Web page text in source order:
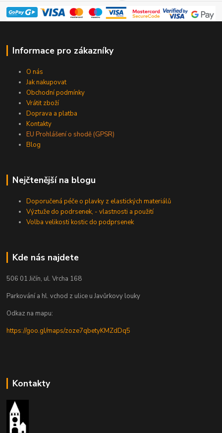
Informace pro zákazníky
O nás
Jak nakupovat
Obchodní podmínky
Vrátit zboží
Doprava a platba
Kontakty
EU Prohlášení o shodě (GPSR)
Blog
Nejčtenější na blogu
Doporučená péče o plavky z elastických materiálů
Výztuže do podrsenek, - vlastnosti a použití
Volba velikosti kostic do podprsenek
Kde nás najdete
506 01 Jičín, ul. Vrcha 168
Parkování a hl. vchod z ulice u Javůrkovy louky
Odkaz na mapu:
https://goo.gl/maps/zoze7qbetyKMZdDq5
Kontakty